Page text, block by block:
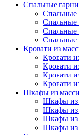
Спальные
Спальные
Спальные
Спальные
Спальные
Кровати из
Кровати
Кровати
Кровати
Кровати
Шкафы из
Шкафы из
Шкафы из
Шкафы из
Шкафы из